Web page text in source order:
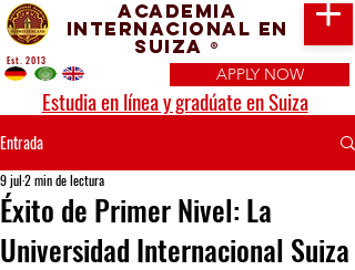
Academia
Internacional en
Suiza ®
APPLY NOW
Estudia en línea y gradúate en Suiza
Est. 2013
Entrada
Éxito de Primer Nivel: La
Universidad Internacional Suiza
9 jul2 min de lectura